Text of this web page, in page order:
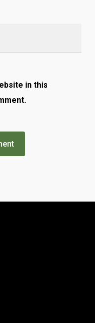
in this